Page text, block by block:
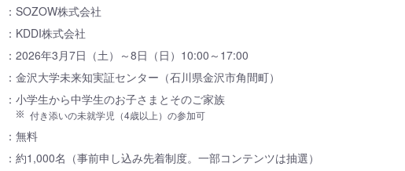
：SOZOW株式会社
：KDDI株式会社
：2026年3月7日（土）～8日（日）10:00～17:00
：金沢大学未来知実証センター（石川県金沢市角間町）
：小学生から中学生のお子さまとそのご家族
付き添いの未就学児（4歳以上）の参加可
：無料
：約1,000名（事前申し込み先着制度。一部コンテンツは抽選）